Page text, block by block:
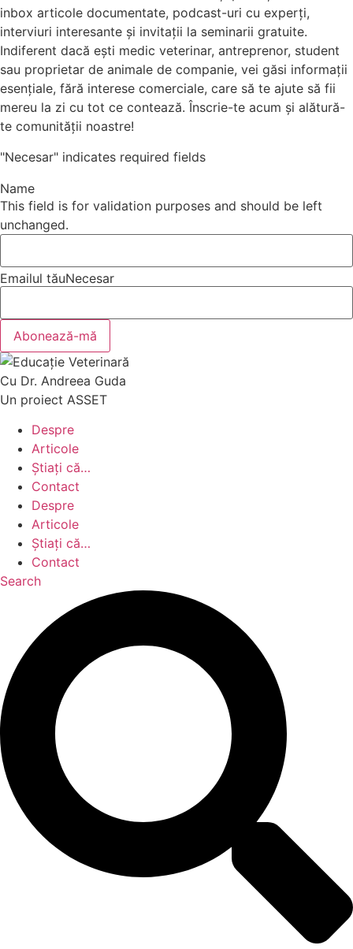
inbox articole documentate, podcast-uri cu experți,
interviuri interesante și invitații la seminarii gratuite.
Indiferent dacă ești medic veterinar, antreprenor, student
sau proprietar de animale de companie, vei găsi informații
esențiale, fără interese comerciale, care să te ajute să fii
mereu la zi cu tot ce contează. Înscrie-te acum și alătură-
te comunității noastre!
"Necesar" indicates required fields
Name
This field is for validation purposes and should be left
unchanged.
Emailul tăuNecesar
Abonează-mă
Cu Dr. Andreea Guda
Un proiect ASSET
Despre
Articole
Știați că…
Contact
Despre
Articole
Știați că…
Contact
Search